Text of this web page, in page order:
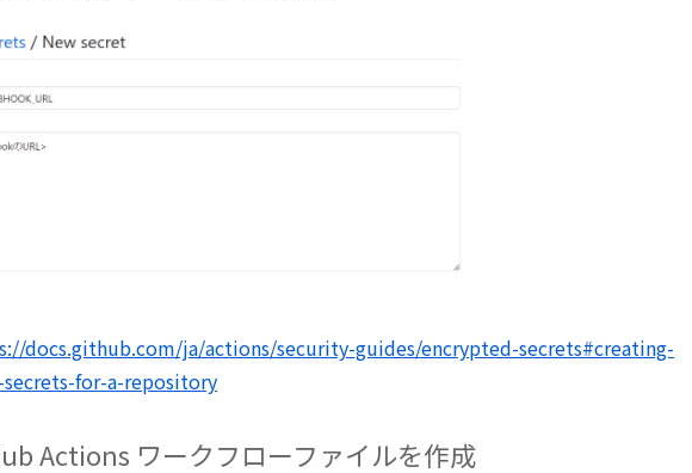
docs.github.com/ja/actions/security-guides/encrypted-secrets#creating-
for-a-repository
Actions ワークフローファイルを作成